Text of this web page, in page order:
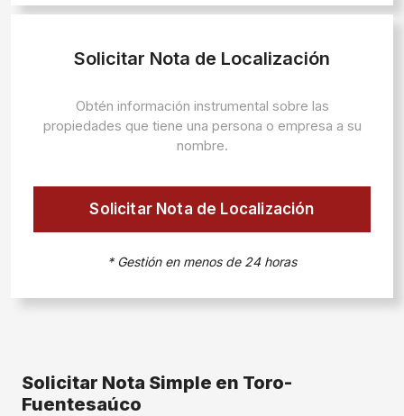
Solicitar Nota de Localización
Obtén información instrumental sobre las
propiedades que tiene una persona o empresa a su
nombre.
Solicitar Nota de Localización
* Gestión en menos de 24 horas
Solicitar Nota Simple en Toro-
Fuentesaúco